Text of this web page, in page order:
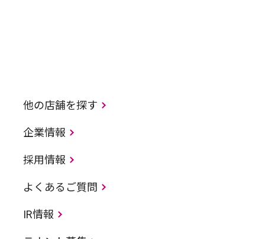
他の店舗を探す
企業情報
採用情報
よくあるご質問
IR情報